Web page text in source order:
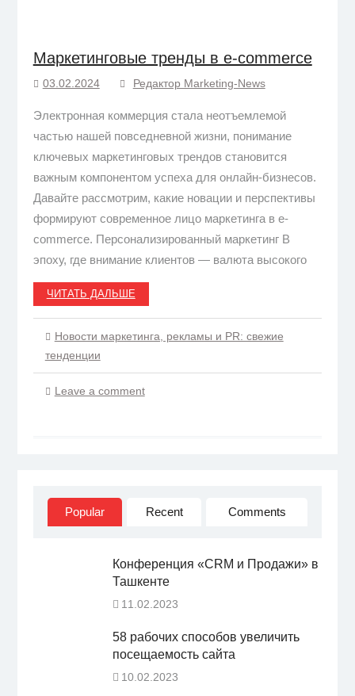
Маркетинговые тренды в e-commerce
03.02.2024 Редактор Marketing-News
Электронная коммерция стала неотъемлемой
частью нашей повседневной жизни, понимание
ключевых маркетинговых трендов становится
важным компонентом успеха для онлайн-бизнесов.
Давайте рассмотрим, какие новации и перспективы
формируют современное лицо маркетинга в e-
commerce. ​Персонализированный маркетинг В
эпоху, где внимание клиентов — валюта высокого
ЧИТАТЬ ДАЛЬШЕ
Новости маркетинга, рекламы и PR: свежие
тенденции
Leave a comment
Popular Recent Comments
Конференция «CRM и Продажи» в
Ташкенте
11.02.2023
58 рабочих способов увеличить
посещаемость сайта
10.02.2023